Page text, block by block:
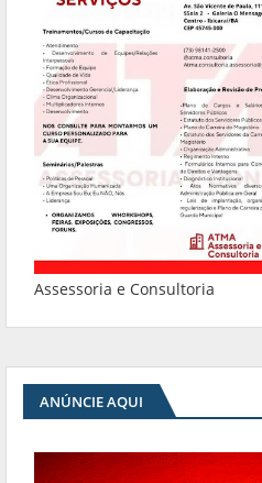
Assessoria e Consultoria
ANÚNCIE AQUI